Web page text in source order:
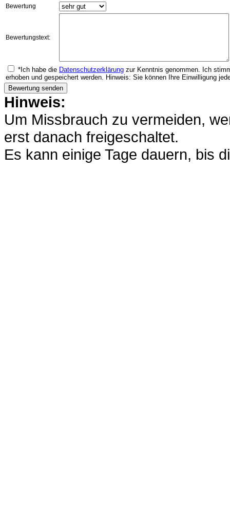
Bewertung
Bewertungstext:
*Ich habe die Datenschutzerklärung zur Kenntnis genommen. Ich
erhoben und gespeichert werden. Hinweis: Sie können Ihre Einwilligung
Hinweis:
Um Missbrauch zu vermeiden,
erst danach freigeschaltet.
Es kann einige Tage dauern, bis